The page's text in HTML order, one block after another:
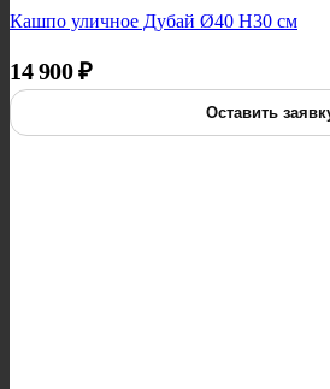
Кашпо уличное Дубай Ø40 H30 см
14 900₽
Оставить